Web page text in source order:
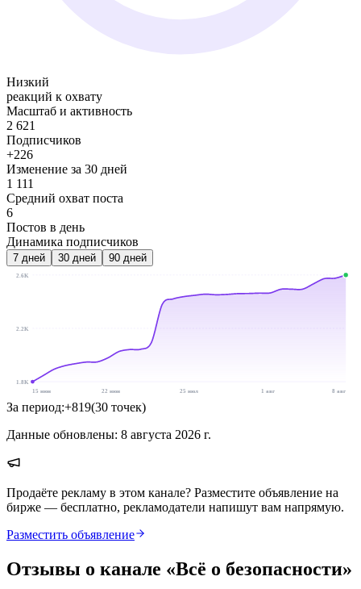
Низкий
реакций к охвату
Масштаб и активность
2 621
Подписчиков
+226
Изменение за 30 дней
1 111
Средний охват поста
6
Постов в день
Динамика подписчиков
7 дней 30 дней 90 дней
2.6K
2.2K
1.8K
15 июн
22 июн 25 июл 1 авг 8 авг
За период:+819(30 точек)
Данные обновлены: 8 августа 2026 г.
Продаёте рекламу в этом канале? Разместите объявление на
бирже — бесплатно, рекламодатели напишут вам напрямую.
Разместить объявление
Отзывы о канале «Всё о безопасности»